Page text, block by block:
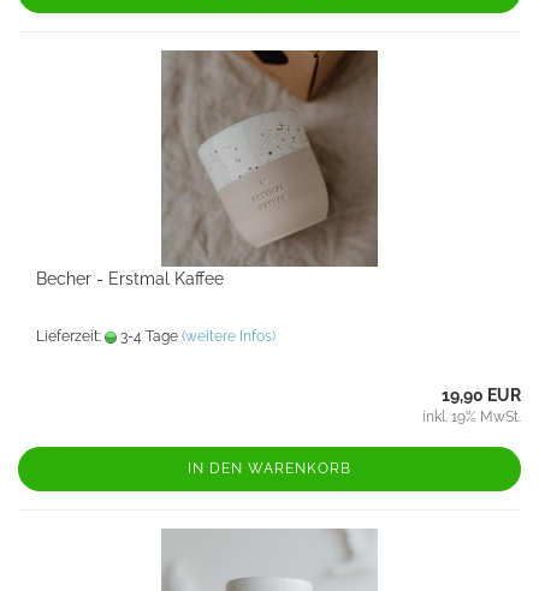
Becher - Erstmal Kaffee
Lieferzeit: 3-4 Tage (weitere Infos)
19,90 EUR
inkl. 19% MwSt.
IN DEN WARENKORB